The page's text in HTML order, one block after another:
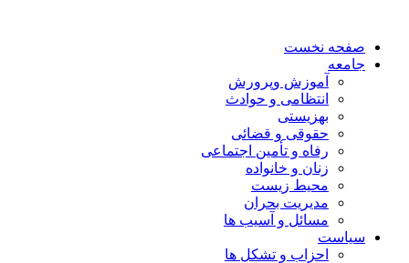
صفحه نخست
جامعه
آموزش وپرورش
انتظامی و حوادث
بهزیستی
حقوقی و قضائی
رفاه و تأمین اجتماعی
زنان و خانواده
محیط زیست
مدیریت بحران
مسائل و آسیب ها
سیاست
احزاب و تشکل ها